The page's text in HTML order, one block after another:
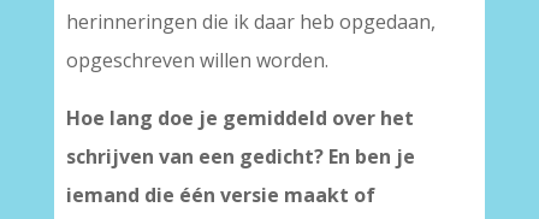
herinneringen die ik daar heb opgedaan,
opgeschreven willen worden.
Hoe lang doe je gemiddeld over het
schrijven van een gedicht? En ben je
iemand die één versie maakt of